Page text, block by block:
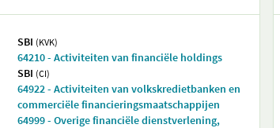
SBI (KVK)
64210 - Activiteiten van financiële holdings
SBI (CI)
64922 - Activiteiten van volkskredietbanken en
commerciële financieringsmaatschappijen
64999 - Overige financiële dienstverlening,